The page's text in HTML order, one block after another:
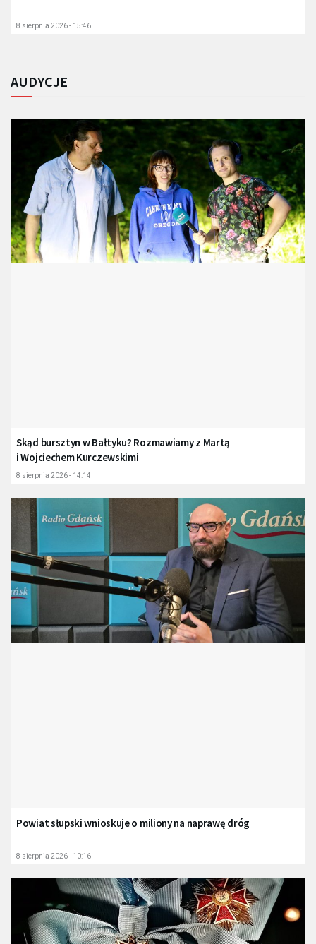
8 sierpnia 2026 - 15:46
AUDYCJE
Skąd bursztyn w Bałtyku? Rozmawiamy z Martą
i Wojciechem Kurczewskimi
8 sierpnia 2026 - 14:14
Powiat słupski wnioskuje o miliony na naprawę dróg
8 sierpnia 2026 - 10:16